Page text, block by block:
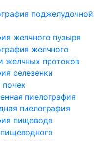
поджелудочной
желчного пузыря
желчного
желчных протоков
селезенки
пиелография
пиелография
пищевода
пищеводного